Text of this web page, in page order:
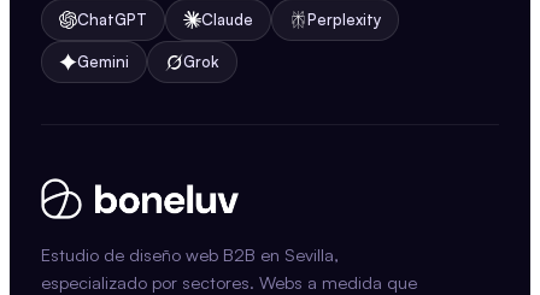
ChatGPT Claude Perplexity
Gemini Grok
Estudio de diseño web B2B en Sevilla,
especializado por sectores. Webs a medida que